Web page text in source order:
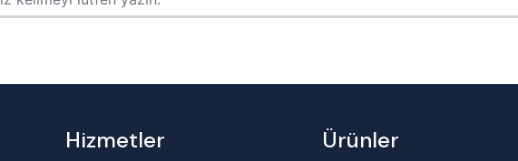
Hizmetler Ürünler